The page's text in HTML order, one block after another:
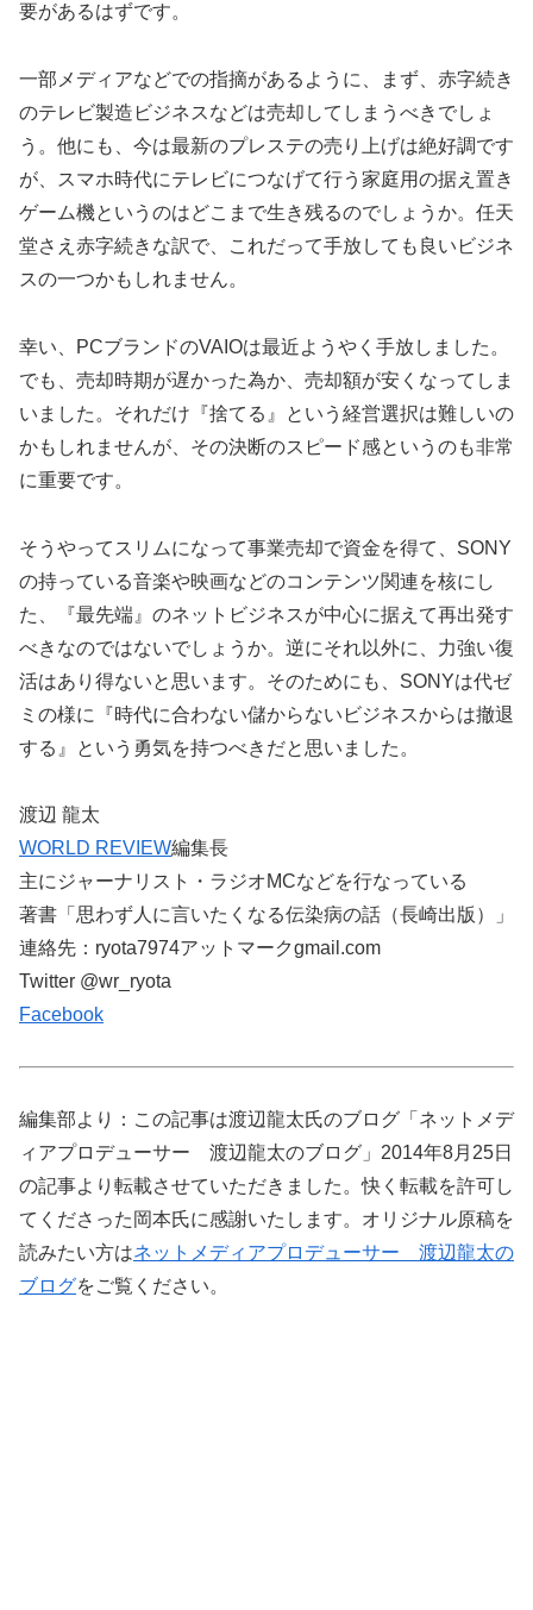
要があるはずです。
一部メディアなどでの指摘があるように、まず、赤字続き
のテレビ製造ビジネスなどは売却してしまうべきでしょ
う。他にも、今は最新のプレステの売り上げは絶好調です
が、スマホ時代にテレビにつなげて行う家庭用の据え置き
ゲーム機というのはどこまで生き残るのでしょうか。任天
堂さえ赤字続きな訳で、これだって手放しても良いビジネ
スの一つかもしれません。
幸い、PCブランドのVAIOは最近ようやく手放しました。
でも、売却時期が遅かった為か、売却額が安くなってしま
いました。それだけ『捨てる』という経営選択は難しいの
かもしれませんが、その決断のスピード感というのも非常
に重要です。
そうやってスリムになって事業売却で資金を得て、SONY
の持っている音楽や映画などのコンテンツ関連を核にし
た、『最先端』のネットビジネスが中心に据えて再出発す
べきなのではないでしょうか。逆にそれ以外に、力強い復
活はあり得ないと思います。そのためにも、SONYは代ゼ
ミの様に『時代に合わない儲からないビジネスからは撤退
する』という勇気を持つべきだと思いました。
渡辺 龍太
WORLD REVIEW編集長
主にジャーナリスト・ラジオMCなどを行なっている
著書「思わず人に言いたくなる伝染病の話（長崎出版）」
連絡先：ryota7974アットマークgmail.com
Twitter @wr_ryota
Facebook
編集部より：この記事は渡辺龍太氏のブログ「ネットメデ
ィアプロデューサー 渡辺龍太のブログ」2014年8月25日
の記事より転載させていただきました。快く転載を許可し
てくださった岡本氏に感謝いたします。オリジナル原稿を
読みたい方はネットメディアプロデューサー 渡辺龍太の
ブログをご覧ください。